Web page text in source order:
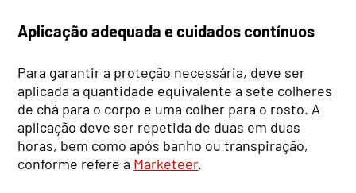
Aplicação adequada e cuidados contínuos
Para garantir a proteção necessária, deve ser
aplicada a quantidade equivalente a sete colheres
de chá para o corpo e uma colher para o rosto. A
aplicação deve ser repetida de duas em duas
horas, bem como após banho ou transpiração,
conforme refere a Marketeer.